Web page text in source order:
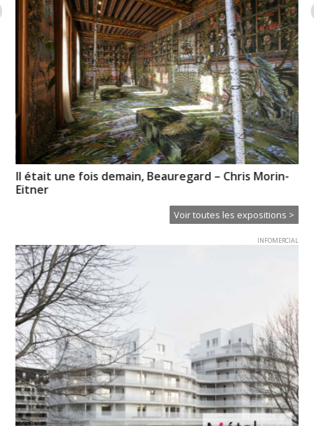
Il était une fois demain, Beauregard – Chris Morin-
Eitner
Voir toutes les expositions >
INFOMERCIAL